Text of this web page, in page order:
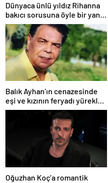
Dünyaca ünlü yıldız Rihanna
bakıcı sorusuna öyle bir yanıt
verdi ki! “35 yıl boyunca…”
Balık Ayhan’ın cenazesinde
eşi ve kızının feryadı yürekleri
dağladı: “Baba kalk canım
Oğuzhan Koç’a romantik